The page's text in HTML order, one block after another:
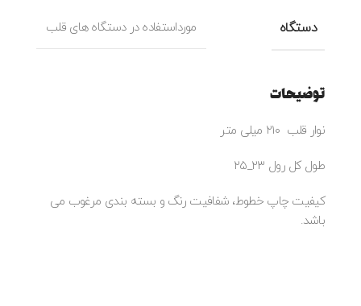
دستگاه مورداستفاده در دستگاه های قلب
توضیحات
نوار قلب ۲۱۰ میلی متر
طول کل رول ۲۳_۲۵
کیفیت چاپ خطوط، شفافیت رنگ و بسته بندی مرغوب می
باشد.